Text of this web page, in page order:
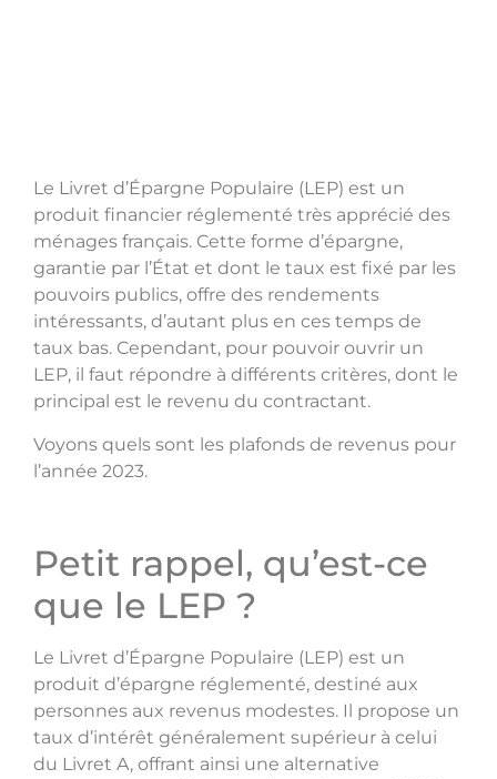
Le Livret d’Épargne Populaire (LEP) est un
produit financier réglementé très apprécié des
ménages français. Cette forme d’épargne,
garantie par l’État et dont le taux est fixé par les
pouvoirs publics, offre des rendements
intéressants, d’autant plus en ces temps de
taux bas. Cependant, pour pouvoir ouvrir un
LEP, il faut répondre à différents critères, dont le
principal est le revenu du contractant.
Voyons quels sont les plafonds de revenus pour
l’année 2023.
Petit rappel, qu’est-ce
que le LEP ?
Le Livret d’Épargne Populaire (LEP) est un
produit d’épargne réglementé, destiné aux
personnes aux revenus modestes. Il propose un
taux d’intérêt généralement supérieur à celui
du Livret A, offrant ainsi une alternative